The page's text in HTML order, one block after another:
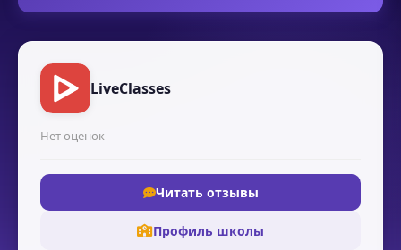
LiveClasses
Нет оценок
Читать отзывы
Профиль школы